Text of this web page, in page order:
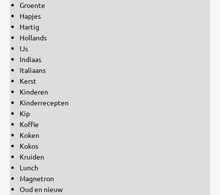
Groente
Hapjes
Hartig
Hollands
IJs
Indiaas
Italiaans
Kerst
Kinderen
Kinderrecepten
Kip
Koffie
Koken
Kokos
Kruiden
Lunch
Magnetron
Oud en nieuw